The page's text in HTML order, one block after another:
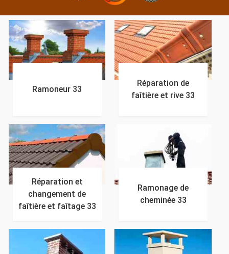
Ramoneur 33
Réparation de
faîtière et rive 33
Réparation et
changement de
faîtière et faîtage 33
Ramonage de
cheminée 33